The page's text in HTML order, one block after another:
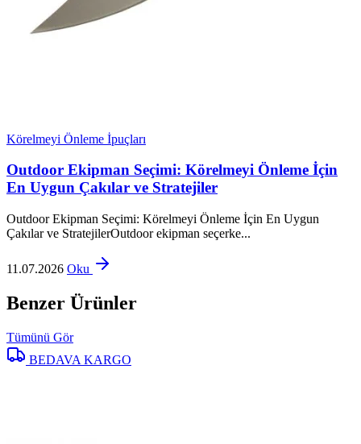
Körelmeyi Önleme İpuçları
Outdoor Ekipman Seçimi: Körelmeyi Önleme İçin
En Uygun Çakılar ve Stratejiler
Outdoor Ekipman Seçimi: Körelmeyi Önleme İçin En Uygun
Çakılar ve StratejilerOutdoor ekipman seçerke...
11.07.2026 Oku
Benzer Ürünler
Tümünü Gör
BEDAVA KARGO